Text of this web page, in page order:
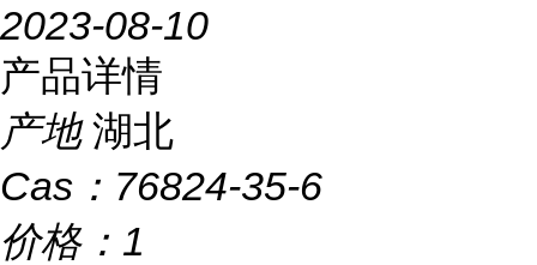
2023-08-10
产品详情
产地 湖北
Cas： 76824-35-6
价格： 1